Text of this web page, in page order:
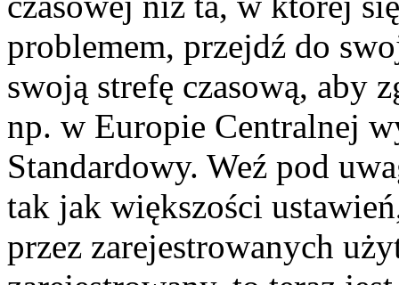
problemem, przejdź do
swoją strefę czasową, aby
np. w Europie Centralnej
Standardowy. Weź pod
tak jak większości
przez zarejestrowanych